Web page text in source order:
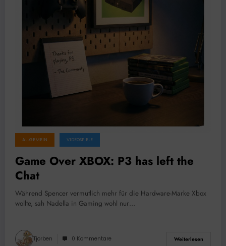
ALLGEMEIN VIDEOSPIELE
Game Over XBOX: P3 has left the
Chat
Während Spencer vermutlich mehr für die Hardware-Marke Xbox
wollte, sah Nadella in Gaming wohl nur…
Tjorben 0 Kommentare Weiterlesen